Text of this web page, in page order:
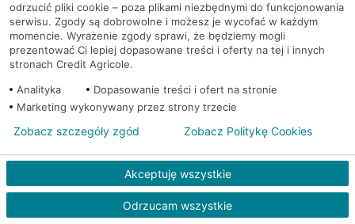
Tulce, ul. Fiołkowa 1 Bankomat (Euronet)
odrzucić pliki cookie – poza plikami niezbędnymi do funkcjonowania
serwisu. Zgody są dobrowolne i możesz je wycofać w każdym
momencie. Wyrażenie zgody sprawi, że będziemy mogli
prezentować Ci lepiej dopasowane treści i oferty na tej i innych
stronach Credit Agricole.
Analityka
Dopasowanie treści i ofert na stronie
Marketing wykonywany przez strony trzecie
Akceptuję wszystkie
Odrzucam wszystkie
Zobacz szczegóły zgód Zobacz Politykę Cookies